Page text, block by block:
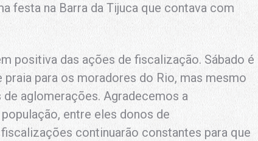
festa na Barra da Tijuca que contava com
positiva das ações de fiscalização. Sábado é
para os moradores do Rio, mas mesmo
aglomerações. Agradecemos a
entre eles donos de
continuarão constantes para que